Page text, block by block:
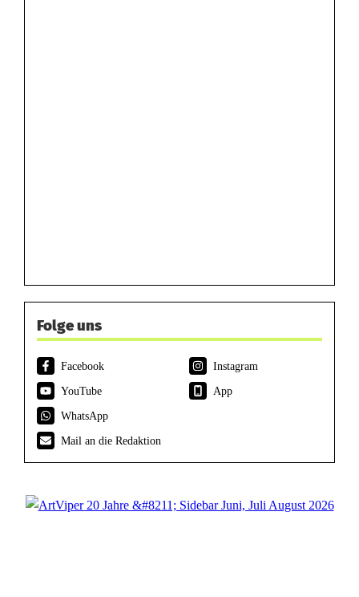
Folge uns
Facebook
Instagram
YouTube
App
WhatsApp
Mail an die Redaktion